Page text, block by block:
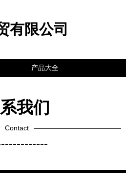
有限公司
产品大全
我们
Contact